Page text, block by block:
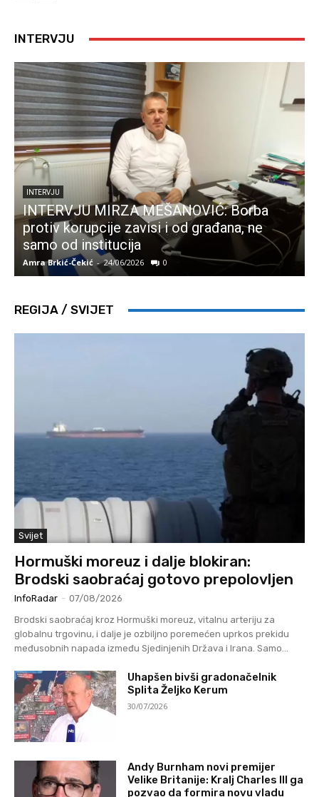
INTERVJU
INTERVJU
INTERVJU MIRZA MEŠANOVIĆ: Borba
protiv korupcije zavisi i od građana, ne
samo od institucija
Amra Brkić-Čekić - 24/06/2026 0
REGIJA / SVIJET
Svijet
Hormuški moreuz i dalje blokiran:
Brodski saobraćaj gotovo prepolovljen
InfoRadar - 07/08/2026
Brodski saobraćaj kroz Hormuški moreuz, vitalnu arteriju za
globalnu trgovinu, i dalje je ozbiljno poremećen uprkos prekidu
međusobnih napada između Sjedinjenih Država i Irana. Samo...
Uhapšen bivši gradonačelnik
Splita Željko Kerum
30/07/2026
Andy Burnham novi premijer
Velike Britanije: Kralj Charles III ga
pozvao da formira novu vladu